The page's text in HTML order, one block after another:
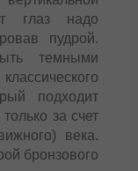
глаз надо
пудрой.
темными
подходит
за счет
века.
бронзового